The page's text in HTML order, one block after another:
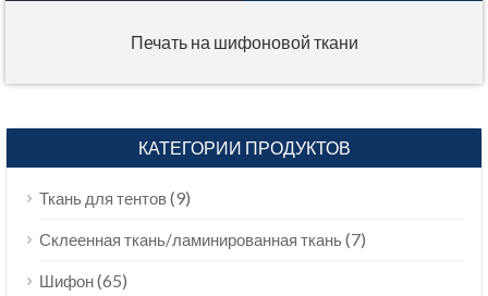
Печать на шифоновой ткани
КАТЕГОРИИ ПРОДУКТОВ
Ткань для тентов(9)
Склеенная ткань/ламинированная ткань(7)
Шифон(65)